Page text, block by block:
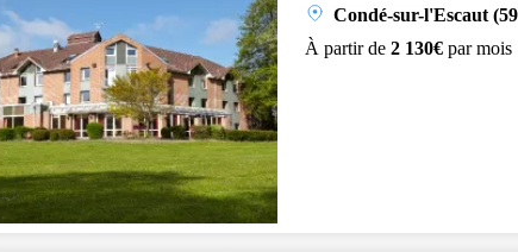
Condé-sur-l'Escaut
À partir de 2 130€par mois